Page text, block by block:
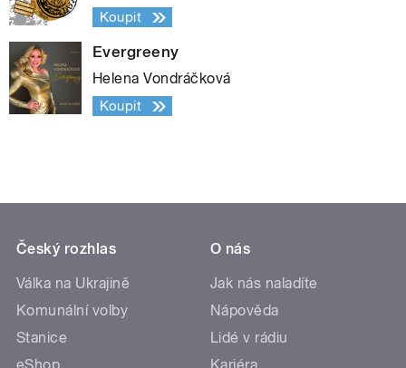
Koupit
Evergreeny
Helena Vondráčková
Koupit
Český rozhlas
Válka na Ukrajině
Komunální volby
Stanice
O nás
Jak nás naladíte
Nápověda
Lidé v rádiu